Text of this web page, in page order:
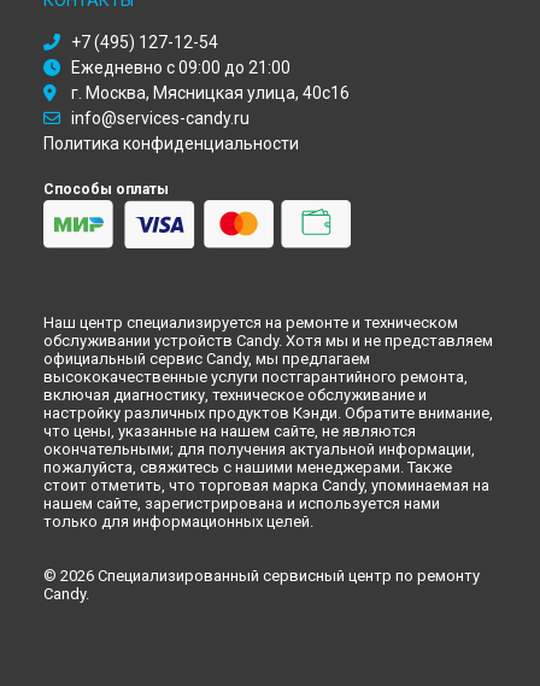
Ремонт духового шкафа FPP 646/1 N Candy в
Ремонт духового шкафа FPP 646/1 N Candy в
Челнах
Ремонт духового шкафа FPP 646/1 N Candy в
+7 (495) 127-12-54
Ежедневно с 09:00 до 21:00
г. Москва, Мясницкая улица, 40с16
info@services-candy.ru
Политика конфиденциальности
Способы оплаты
Наш центр специализируется на ремонте и техническом
обслуживании устройств Candy. Хотя мы и не представляем
официальный сервис Candy, мы предлагаем
высококачественные услуги постгарантийного ремонта,
включая диагностику, техническое обслуживание и
настройку различных продуктов Кэнди. Обратите внимание,
что цены, указанные на нашем сайте, не являются
окончательными; для получения актуальной информации,
пожалуйста, свяжитесь с нашими менеджерами. Также
стоит отметить, что торговая марка Candy, упоминаемая на
нашем сайте, зарегистрирована и используется нами
только для информационных целей.
© 2026 Специализированный сервисный центр по ремонту
Candy.